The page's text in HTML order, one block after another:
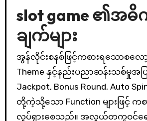
slot game ၏အဓိ
ချက်များ
အွန်လိုင်းစနစ်ဖြင့်ကစားရသောစလေ
Theme နှင့်နည်းပညာဆန်းသစ်မှုအပ
Jackpot, Bonus Round, Auto
တို့ကဲ့သို့သော Function များဖြင့် က
လှုပ်ရှားစေသည်။ အလွယ်တကူဝင်ရေ